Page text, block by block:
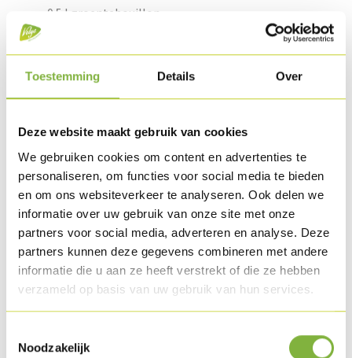
Toestemming Details Over
Deze website maakt gebruik van cookies
We gebruiken cookies om content en advertenties te
personaliseren, om functies voor social media te bieden
en om ons websiteverkeer te analyseren. Ook delen we
informatie over uw gebruik van onze site met onze
partners voor social media, adverteren en analyse. Deze
partners kunnen deze gegevens combineren met andere
informatie die u aan ze heeft verstrekt of die ze hebben
verzameld op basis van uw gebruik van hun services.
Noodzakelijk
0.5 l groentebouillon
Peterseliestengels
Peper
200 g geitenkaas
Bereiding
Bak de Kalkoenhammetjes af zoals vermeld op de
verpakking.
Snij de ui en de look in brunoise en stoof ze aan in wat
olijfolie.
Snij de aubergines, de courgetten en de paprika in grove
haal er de pitten uit. Voeg deze bij de andere groenten en